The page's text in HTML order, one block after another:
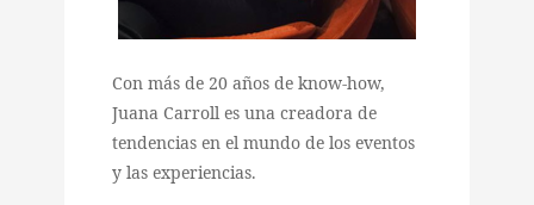
Con más de 20 años de know-how,
Juana Carroll es una creadora de
tendencias en el mundo de los eventos
y las experiencias.